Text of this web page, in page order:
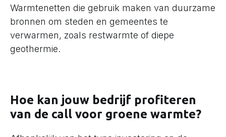
Warmtenetten die gebruik maken van duurzame
bronnen om steden en gemeentes te
verwarmen, zoals restwarmte of diepe
geothermie.
Hoe kan jouw bedrijf profiteren
van de call voor groene warmte?